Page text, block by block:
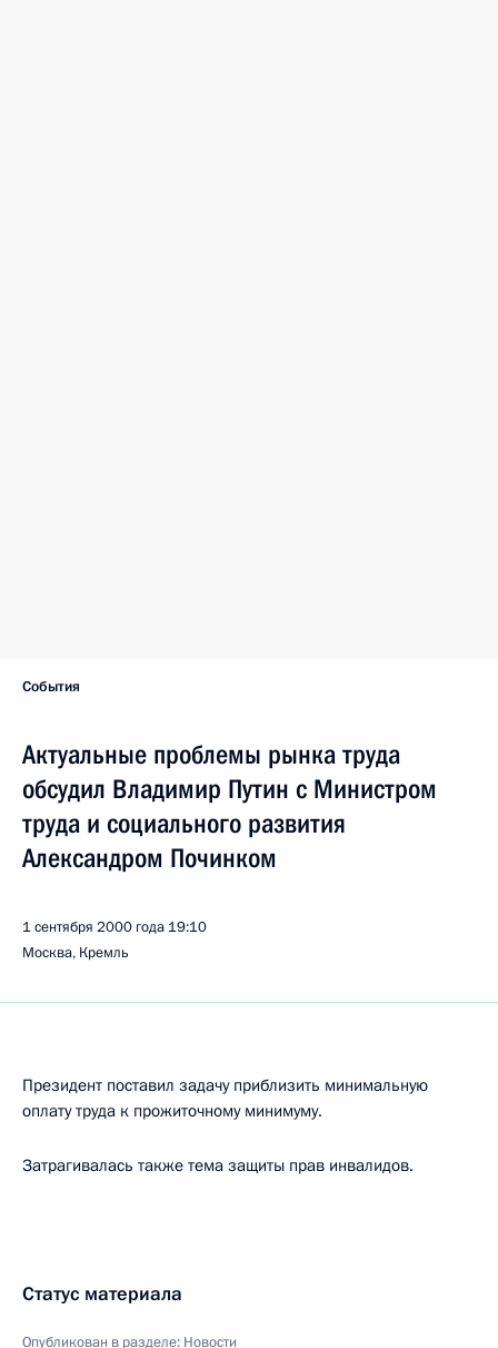
События
Актуальные проблемы рынка труда
обсудил Владимир Путин с Министром
труда и социального развития
Александром Починком
1 сентября 2000 года 19:10
Москва, Кремль
Президент поставил задачу приблизить минимальную
оплату труда к прожиточному минимуму.
Затрагивалась также тема защиты прав инвалидов.
Статус материала
Опубликован в разделе: Новости